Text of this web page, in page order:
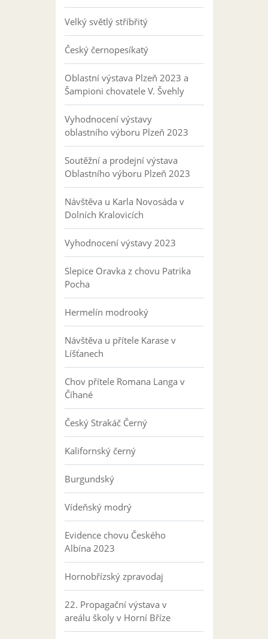
Velký světlý stříbřitý
Český černopesíkatý
Oblastní výstava Plzeň 2023 a
Šampioni chovatele V. Švehly
Vyhodnocení výstavy
oblastního výboru Plzeň 2023
Soutěžní a prodejní výstava
Oblastního výboru Plzeň 2023
Návštěva u Karla Novosáda v
Dolních Kralovicích
Vyhodnocení výstavy 2023
Slepice Oravka z chovu Patrika
Pocha
Hermelín modrooký
Návštěva u přítele Karase v
Líšťanech
Chov přítele Romana Langa v
Číhané
Český Strakáč Černý
Kalifornský černý
Burgundský
Vídeňský modrý
Evidence chovu Českého
Albína 2023
Hornobřízský zpravodaj
22. Propagační výstava v
areálu školy v Horní Bříze